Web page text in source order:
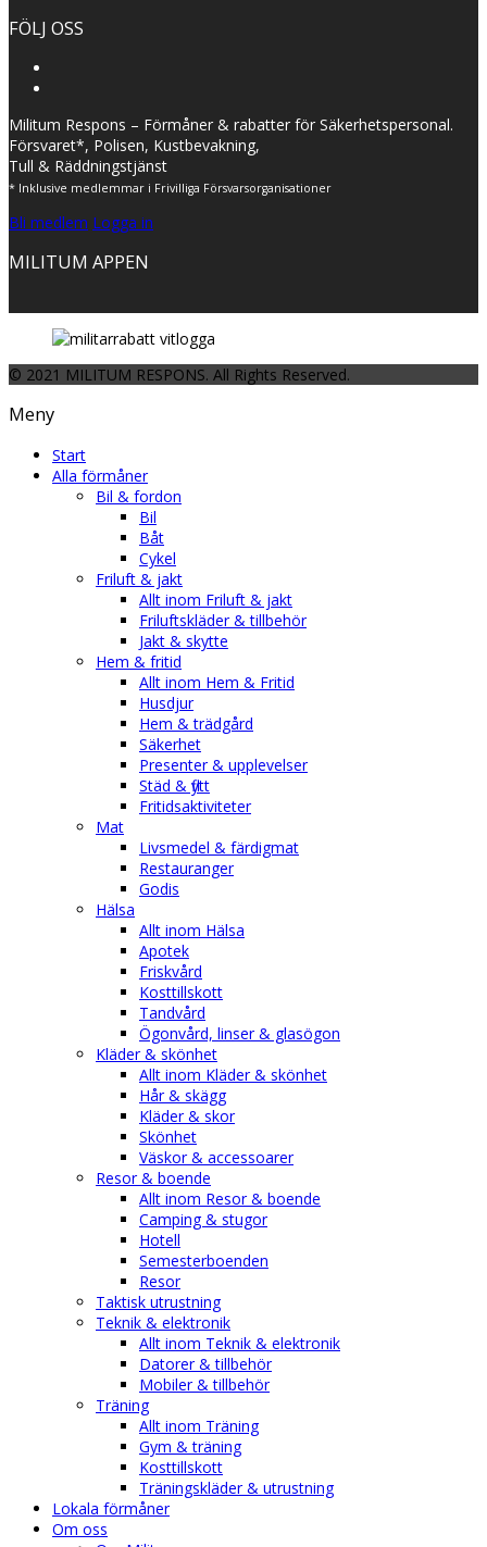
FÖLJ OSS
Militum Respons – Förmåner & rabatter för Säkerhetspersonal.
Försvaret*, Polisen, Kustbevakning,
Tull & Räddningstjänst
* Inklusive medlemmar i Frivilliga Försvarsorganisationer
Bli medlem Logga in
MILITUM APPEN
© 2021 MILITUM RESPONS. All Rights Reserved.
Meny
Start
Alla förmåner
Bil & fordon
Bil
Båt
Cykel
Friluft & jakt
Allt inom Friluft & jakt
Friluftskläder & tillbehör
Jakt & skytte
Hem & fritid
Allt inom Hem & Fritid
Husdjur
Hem & trädgård
Säkerhet
Presenter & upplevelser
Städ & flytt
Fritidsaktiviteter
Mat
Livsmedel & färdigmat
Restauranger
Godis
Hälsa
Allt inom Hälsa
Apotek
Friskvård
Kosttillskott
Tandvård
Ögonvård, linser & glasögon
Kläder & skönhet
Allt inom Kläder & skönhet
Hår & skägg
Kläder & skor
Skönhet
Väskor & accessoarer
Resor & boende
Allt inom Resor & boende
Camping & stugor
Hotell
Semesterboenden
Resor
Taktisk utrustning
Teknik & elektronik
Allt inom Teknik & elektronik
Datorer & tillbehör
Mobiler & tillbehör
Träning
Allt inom Träning
Gym & träning
Kosttillskott
Träningskläder & utrustning
Lokala förmåner
Om oss